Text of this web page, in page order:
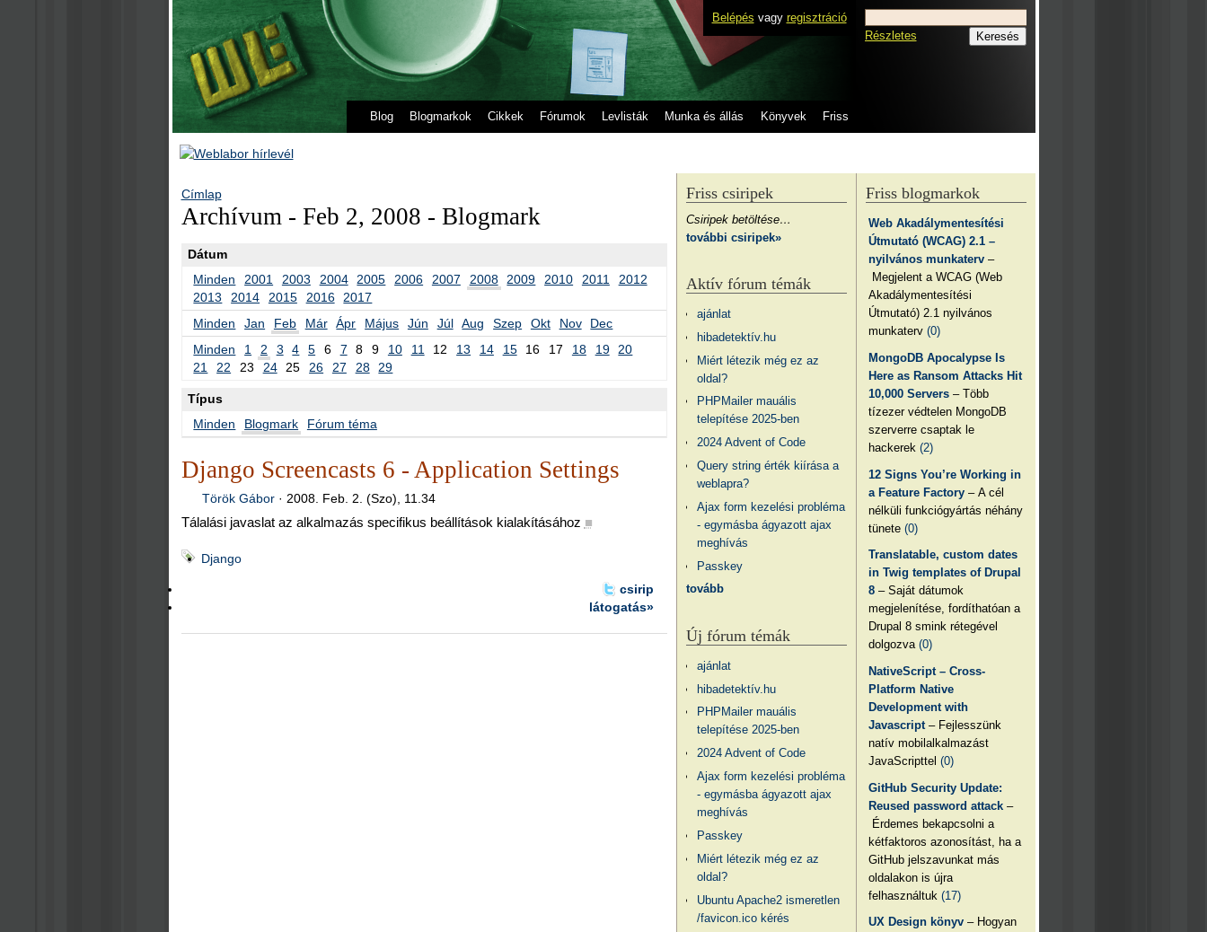
Belépés vagy regisztráció
Blog Blogmarkok Cikkek Fórumok Levlisták Munka és állás Könyvek Friss
Részletes
Címlap
Archívum - Feb 2, 2008 - Blogmark
Dátum
Minden
2001 2003 2004 2005 2006 2007 2008 2009 2010 2011
2012
2013
2014 2015 2016
2017
Minden
Jan Feb Már Ápr Május Jún Júl Aug Szep Okt Nov
Dec
Minden
1 2 3 4 5 6 7 8 9 10 11 12 13 14 15 16 17 18 19
20
21
22 23 24 25 26 27 28 29
Típus
Minden
Blogmark Fórum téma
Django Screencasts 6 - Application Settings
Török Gábor ·2008. Feb. 2. (Szo), 11.34
Tálalási javaslat az alkalmazás specifikus beállítások kialakításához ■
Django
csirip
látogatás»
Friss blogmarkok
Web Akadálymentesítési
Útmutató (WCAG) 2.1 –
nyilvános munkaterv –
Megjelent a WCAG (Web
Akadálymentesítési
Útmutató) 2.1 nyilvános
munkaterv(0)
MongoDB Apocalypse Is
Here as Ransom Attacks Hit
10,000 Servers – Több
tízezer védtelen MongoDB
szerverre csaptak le
hackerek(2)
12 Signs You’re Working in
a Feature Factory – A cél
nélküli funkciógyártás néhány
tünete(0)
Translatable, custom dates
in Twig templates of Drupal
8 – Saját dátumok
megjelenítése, fordíthatóan a
Drupal 8 smink rétegével
dolgozva(0)
NativeScript – Cross-
Platform Native
Development with
Javascript – Fejlesszünk
natív mobilalkalmazást
JavaScripttel(0)
GitHub Security Update:
Reused password attack –
Érdemes bekapcsolni a
kétfaktoros azonosítást, ha a
GitHub jelszavunkat más
oldalakon is újra
felhasználtuk(17)
UX Design könyv – Hogyan
Friss csiripek
Csiripek betöltése…
további csiripek»
Aktív fórum témák
ajánlat
hibadetektív.hu
Miért létezik még ez az
oldal?
PHPMailer mauális
telepítése 2025-ben
2024 Advent of Code
Query string érték kiírása a
weblapra?
Ajax form kezelési probléma
- egymásba ágyazott ajax
meghívás
Passkey
tovább
Új fórum témák
ajánlat
hibadetektív.hu
PHPMailer mauális
telepítése 2025-ben
2024 Advent of Code
Ajax form kezelési probléma
- egymásba ágyazott ajax
meghívás
Passkey
Miért létezik még ez az
oldal?
Ubuntu Apache2 ismeretlen
/favicon.ico kérés